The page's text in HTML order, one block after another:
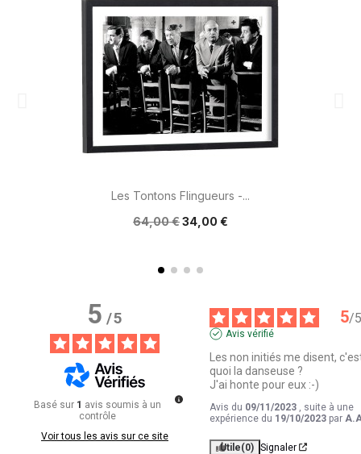
Les Tontons Flingueurs -...
64,00 €34,00 €
5/5
Basé sur 1 avis soumis à un
contrôle
Voir tous les avis sur ce site
5/5
Avis vérifié
Les non initiés me disent,
quoi la danseuse ?
J'ai honte pour eux :-)
Avis du 09/11/2023
, suite à une
expérience du 19/10/2023 par
Utile(0) Signaler